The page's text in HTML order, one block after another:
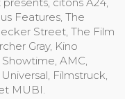
citons A24,
Features, The
Street, The Film
Gray, Kino
AMC,
Filmstruck,
MUBI.